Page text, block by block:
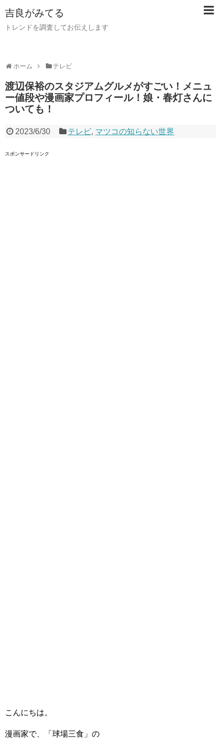
吉良がみてる
トレンドを調査してお伝えします
ホーム テレビ
渡辺保裕のスタジアムグルメがすごい！メニュ
ー値段や漫画家プロフィール！娘・春灯さんに
ついても！
2023/6/30 テレビ, マツコの知らない世界
スポンサードリンク
こんにちは。
漫画家で、「球場三食」の